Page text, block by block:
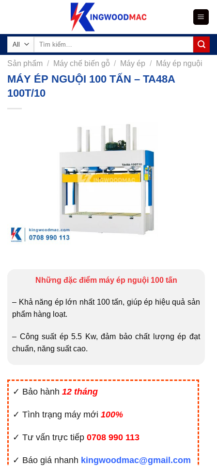
Tìm
Sản phẩm / Máy chế biến gỗ / Máy ép / Máy ép nguội
MÁY ÉP NGUỘI 100 TẤN – TA48A
100T/10
Những đặc điểm máy ép nguội 100 tấn
– Khả năng ép lớn nhất 100 tấn, giúp ép hiệu quả sản
phẩm hàng loạt.
– Công suất ép 5.5 Kw, đảm bảo chất lượng ép đạt
chuẩn, năng suất cao.
✓ Bảo hành 12 tháng
✓ Tình trạng máy mới 100%
✓ Tư vấn trực tiếp 0708 990 113
✓ Báo giá nhanh kingwoodmac@gmail.com